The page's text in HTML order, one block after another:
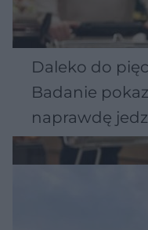
Daleko do
Badanie
naprawdę